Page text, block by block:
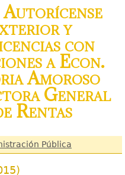
Autorícense
y
con
a Econ.
Amoroso
General
Rentas
Pública